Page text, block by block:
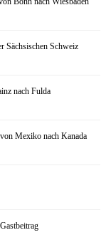
Sächsischen Schweiz
nach Fulda
Mexiko nach Kanada